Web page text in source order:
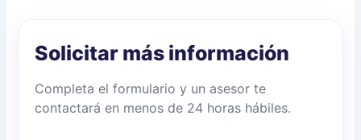
Solicitar más información
Completa el formulario y un asesor te
contactará en menos de 24 horas hábiles.